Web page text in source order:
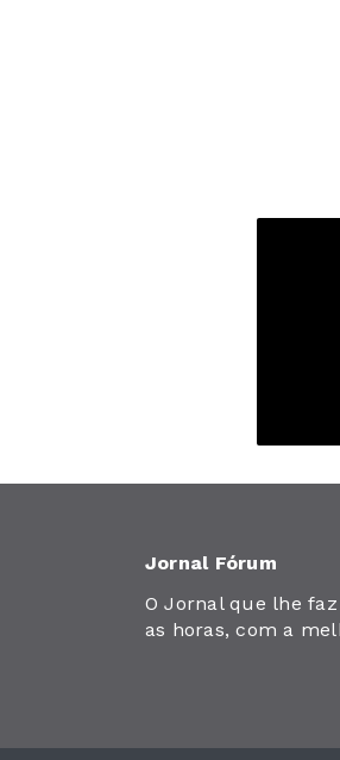
Jornal Fórum
O Jornal que lhe
as horas, com a